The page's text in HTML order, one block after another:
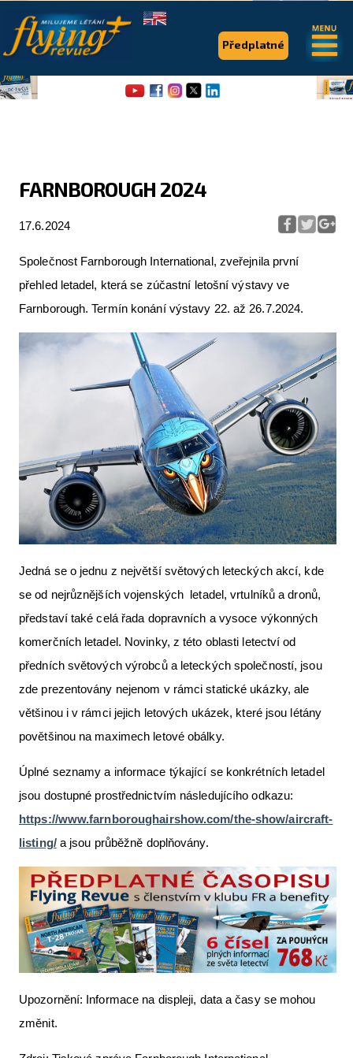
FARNBOROUGH 2024
17.6.2024
Společnost Farnborough International, zveřejnila první
přehled letadel, která se zúčastní letošní výstavy ve
Farnborough. Termín konání výstavy 22. až 26.7.2024.
Jedná se o jednu z největší světových leteckých akcí, kde
se od nejrůznějších vojenských letadel, vrtulníků a dronů,
představí také celá řada dopravních a vysoce výkonných
komerčních letadel. Novinky, z této oblasti letectví od
předních světových výrobců a leteckých společností, jsou
zde prezentovány nejenom v rámci statické ukázky, ale
většinou i v rámci jejich letových ukázek, které jsou létány
povětšinou na maximech letové obálky.
Úplné seznamy a informace týkající se konkrétních letadel
jsou dostupné prostřednictvím následujícího odkazu:
https://www.farnboroughairshow.com/the-show/aircraft-
listing/a jsou průběžně doplňovány.
Upozornění: Informace na displeji, data a časy se mohou
změnit.
Předplatné
.
Pro piloty
Série & speciály
Letecká videa
Aktuální FR + archiv
Letecká muzea
VFR Communication app
The SAFE Guide app
Nabídky práce v letectví
E-SHOP